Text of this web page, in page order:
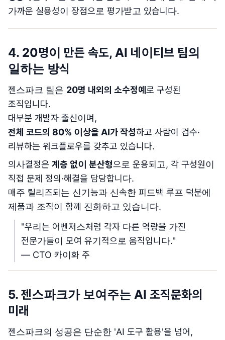
가까운 실용성이 장점으로 평가받고 있습니다.
4. 20명이 만든 속도, AI 네이티브 팀의
일하는 방식
젠스파크 팀은 20명 내외의 소수정예 로 구성된
조직입니다.
대부분 개발자 출신이며,
전체 코드의 80% 이상을 AI가 작성하고 사람이 검수·
리뷰하는 워크플로우를 갖추고 있습니다.
의사결정은 계층 없이 분산형으로 운용되고, 각 구성원이
직접 문제 정의·해결을 담당합니다.
매주 릴리즈되는 신기능과 신속한 피드백 루프 덕분에
제품과 조직이 함께 진화하고 있습니다.
"우리는 어벤저스처럼 각자 다른 역량을 가진
전문가들이 모여 유기적으로 움직입니다."
— CTO 카이화 주
5. 젠스파크가 보여주는 AI 조직문화의
미래
젠스파크의 성공은 단순한 'AI 도구 활용'을 넘어,